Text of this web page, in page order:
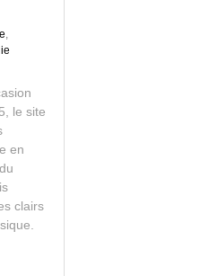
,
le site
en
clairs